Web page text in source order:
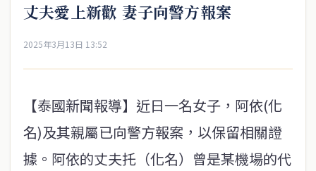
丈夫愛上新歡 妻子向警方報案
2025年3月13日 13:52
【泰國新聞報導】近日一名女子，阿依(化
名)及其親屬已向警方報案，以保留相關證
據。阿依的丈夫托（化名）曾是某機場的代